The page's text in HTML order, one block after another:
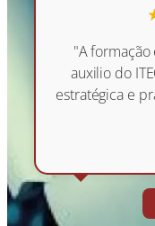
"A
auxilio do
estratégica e